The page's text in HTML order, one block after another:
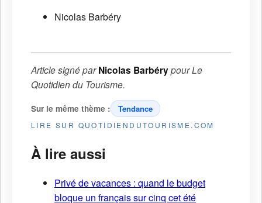
Nicolas Barbéry
Article signé parNicolas BarbérypourLe
Quotidien du Tourisme.
Sur le même thème : Tendance
LIRE SUR QUOTIDIENDUTOURISME.COM
À lire aussi
Privé de vacances : quand le budget
bloque un français sur cinq cet été